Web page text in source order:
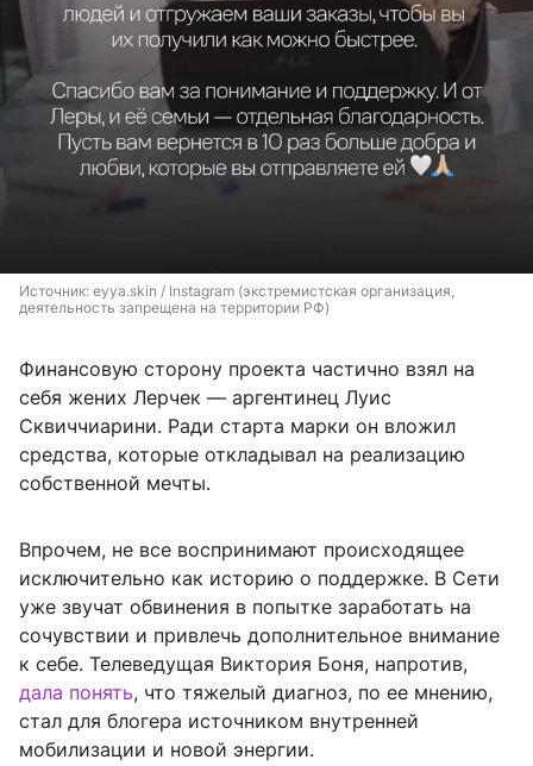
Источник: eyya.skin / Instagram (экстремистская организация,
деятельность запрещена на территории РФ)
Финансовую сторону проекта частично взял на
себя жених Лерчек — аргентинец Луис
Сквиччиарини. Ради старта марки он вложил
средства, которые откладывал на реализацию
собственной мечты.
Впрочем, не все воспринимают происходящее
исключительно как историю о поддержке. В Сети
уже звучат обвинения в попытке заработать на
сочувствии и привлечь дополнительное внимание
к себе. Телеведущая Виктория Боня, напротив,
дала понять, что тяжелый диагноз, по ее мнению,
стал для блогера источником внутренней
мобилизации и новой энергии.